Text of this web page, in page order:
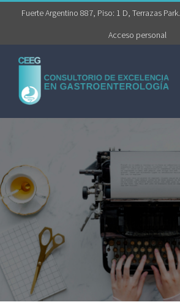
SaltarFuerte Argentino 887, Piso: 1 D, Terrazas Park.
Acceso personal